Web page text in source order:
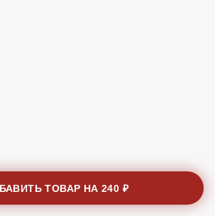
ТОВАР НА240 ₽